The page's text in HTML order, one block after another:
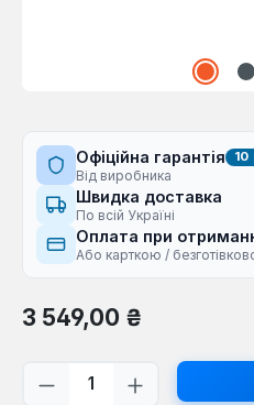
Офіційна гарантія 10
Від виробника
Швидка доставка
По всій Україні
Оплата при
Або карткою /
Звичайна ціна:
3 549,00 ₴
Кількість